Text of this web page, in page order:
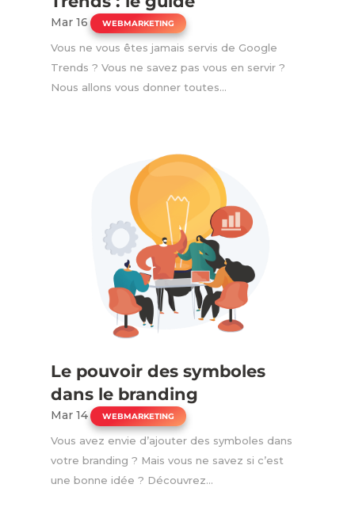
Mar 16 | WEBMARKETING
Vous ne vous êtes jamais servis de Google
Trends ? Vous ne savez pas vous en servir ?
Nous allons vous donner toutes...
Le pouvoir des symboles
dans le branding
Mar 14| WEBMARKETING
Vous avez envie d’ajouter des symboles dans
votre branding ? Mais vous ne savez si c’est
une bonne idée ? Découvrez...